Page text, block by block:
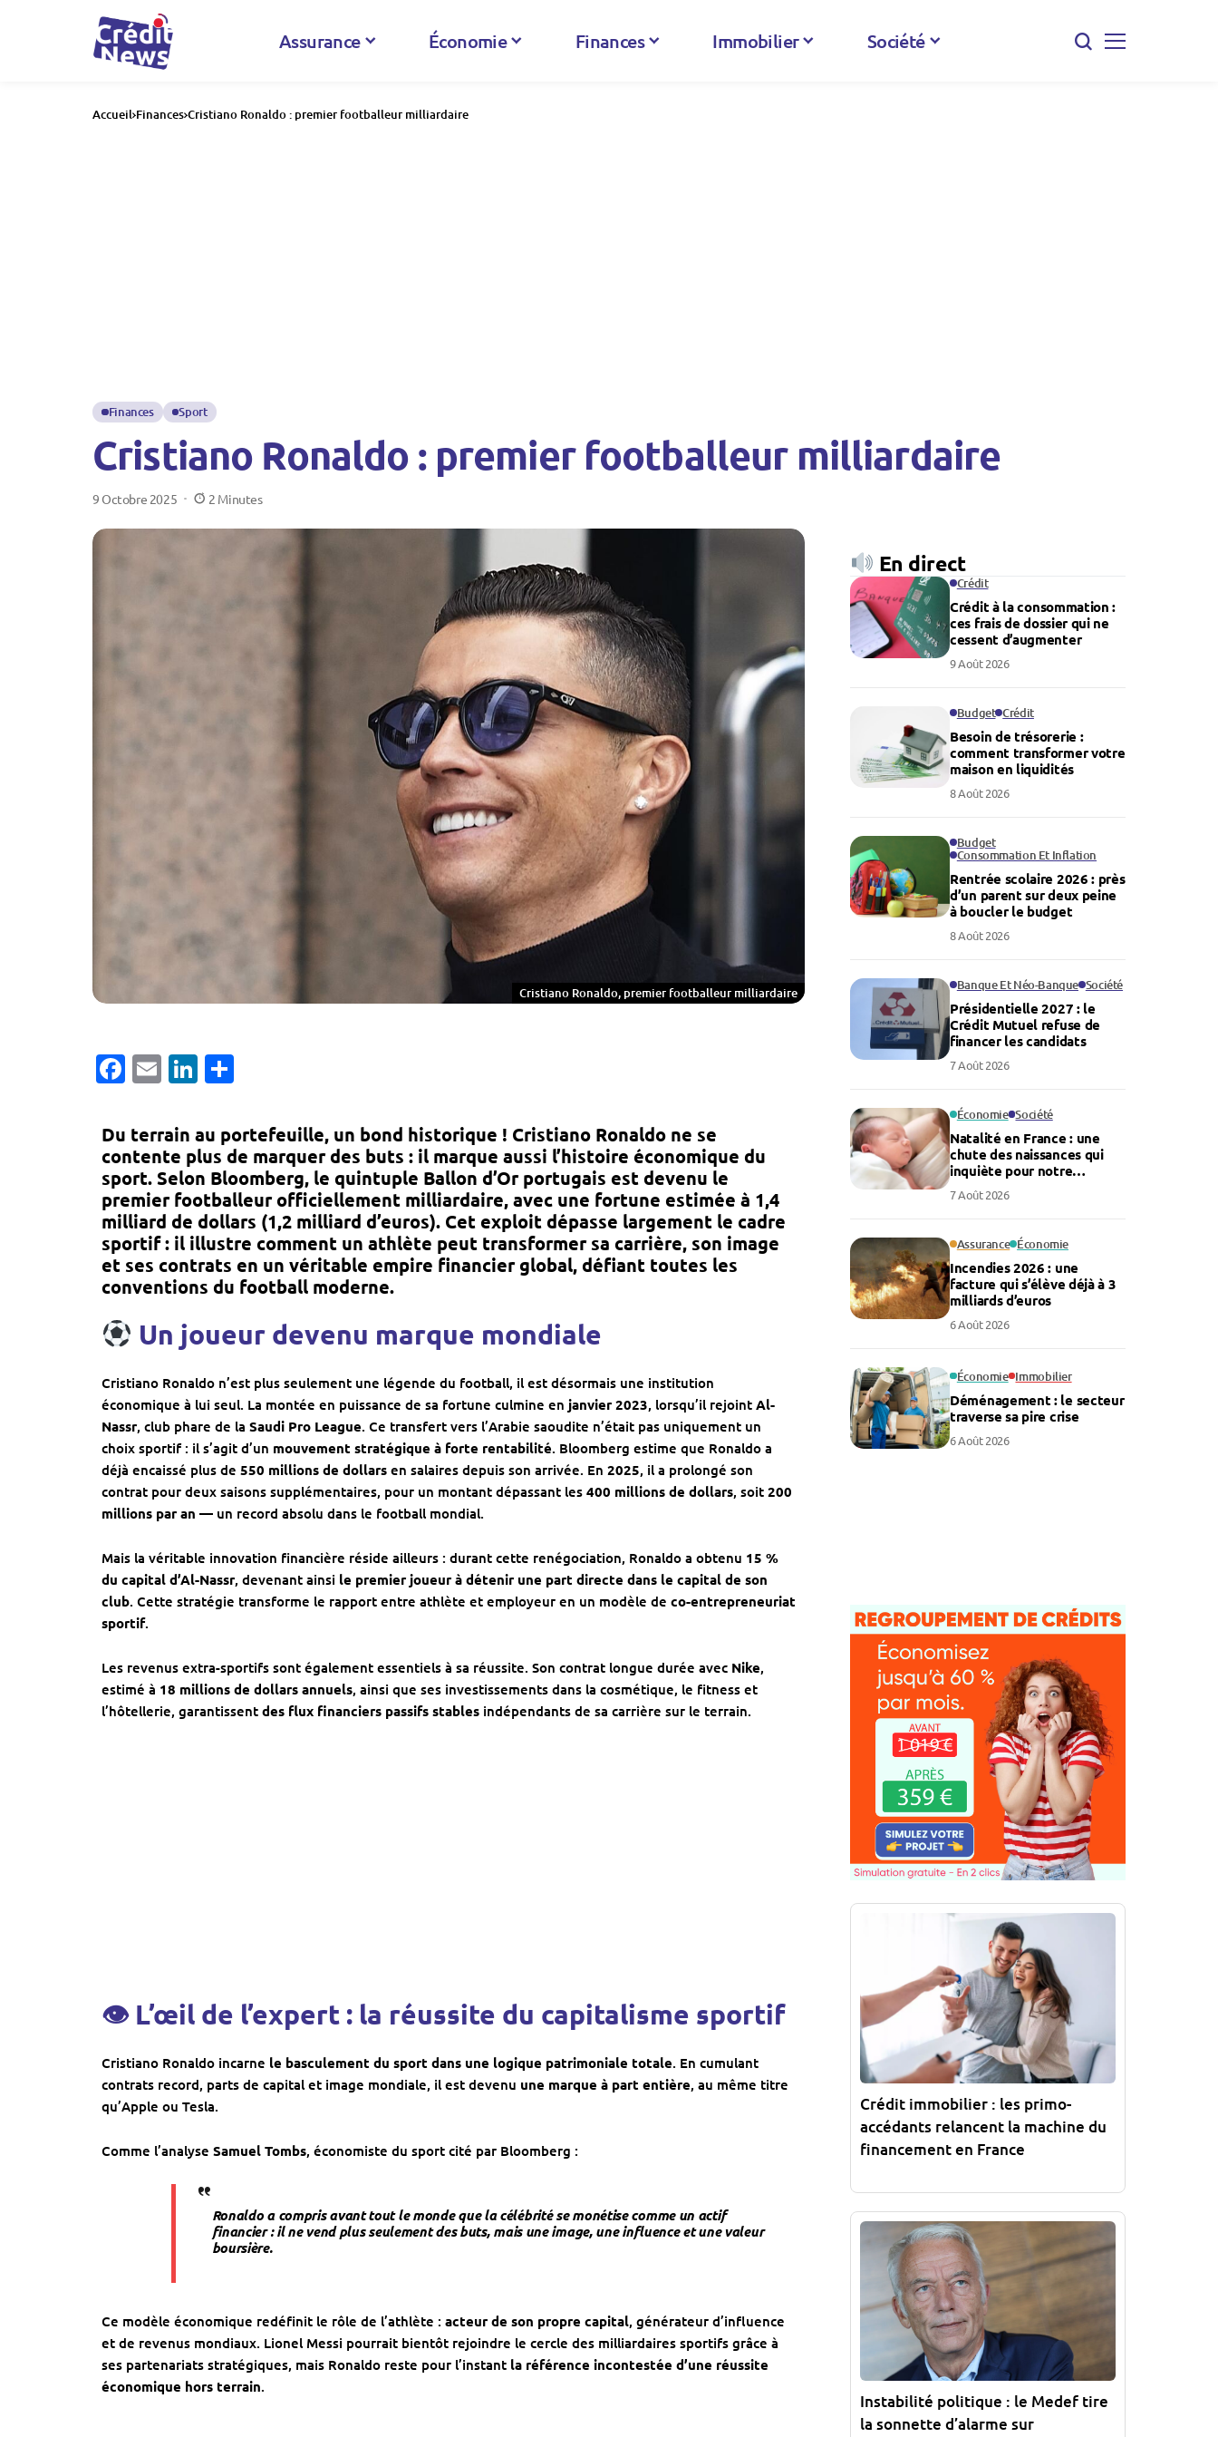
Assurance Économie Finances Immobilier Société
Accueil Finances Cristiano Ronaldo : premier footballeur milliardaire
Finances Sport
Cristiano Ronaldo : premier footballeur milliardaire
9 Octobre 2025 2 Minutes
Cristiano Ronaldo, premier footballeur milliardaire
Facebook
EmailLinkedIn
Du terrain au portefeuille, un bond historique ! Cristiano Ronaldo ne se
contente plus de marquer des buts : il marque aussi l’histoire économique du
sport. Selon Bloomberg, le quintuple Ballon d’Or portugais est devenu le
premier footballeur officiellement milliardaire, avec une fortune estimée à 1,4
milliard de dollars (1,2 milliard d’euros). Cet exploit dépasse largement le cadre
sportif : il illustre comment un athlète peut transformer sa carrière, son image
et ses contrats en un véritable empire financier global, défiant toutes les
conventions du football moderne.
Un joueur devenu marque mondiale
Cristiano Ronaldo n’est plus seulement une légende du football, il est désormais une institution
économique à lui seul. La montée en puissance de sa fortune culmine en janvier 2023, lorsqu’il rejoint Al-
Nassr, club phare de la Saudi Pro League. Ce transfert vers l’Arabie saoudite n’était pas uniquement un
choix sportif : il s’agit d’un mouvement stratégique à forte rentabilité. Bloomberg estime que Ronaldo a
déjà encaissé plus de 550 millions de dollars en salaires depuis son arrivée. En 2025, il a prolongé son
contrat pour deux saisons supplémentaires, pour un montant dépassant les 400 millions de dollars, soit 200
millions par an — un record absolu dans le football mondial.
Mais la véritable innovation financière réside ailleurs : durant cette renégociation, Ronaldo a obtenu 15 %
du capital d’Al-Nassr, devenant ainsi le premier joueur à détenir une part directe dans le capital de son
club. Cette stratégie transforme le rapport entre athlète et employeur en un modèle de co-entrepreneuriat
sportif.
Les revenus extra-sportifs sont également essentiels à sa réussite. Son contrat longue durée avec Nike,
estimé à 18 millions de dollars annuels, ainsi que ses investissements dans la cosmétique, le fitness et
l’hôtellerie, garantissent des flux financiers passifs stables indépendants de sa carrière sur le terrain.
👁 L’œil de l’expert : la réussite du capitalisme sportif
Cristiano Ronaldo incarne le basculement du sport dans une logique patrimoniale totale. En cumulant
contrats record, parts de capital et image mondiale, il est devenu une marque à part entière, au même titre
qu’Apple ou Tesla.
Comme l’analyse Samuel Tombs, économiste du sport cité par Bloomberg :
Ronaldo a compris avant tout le monde que la célébrité se monétise comme un actif
financier : il ne vend plus seulement des buts, mais une image, une influence et une valeur
boursière.
Ce modèle économique redéfinit le rôle de l’athlète : acteur de son propre capital, générateur d’influence
et de revenus mondiaux. Lionel Messi pourrait bientôt rejoindre le cercle des milliardaires sportifs grâce à
ses partenariats stratégiques, mais Ronaldo reste pour l’instant la référence incontestée d’une réussite
économique hors terrain.
En direct
Crédit
Crédit à la consommation :
ces frais de dossier qui ne
cessent d’augmenter
9 Août 2026
Budget Crédit
Besoin de trésorerie :
comment transformer votre
maison en liquidités
8 Août 2026
Budget
Consommation Et Inflation
Rentrée scolaire 2026 : près
d’un parent sur deux peine
à boucler le budget
8 Août 2026
Banque Et Néo-Banque Société
Présidentielle 2027 : le
Crédit Mutuel refuse de
financer les candidats
7 Août 2026
Économie Société
Natalité en France : une
chute des naissances qui
inquiète pour notre
économie
7 Août 2026
Assurance Économie
Incendies 2026 : une
facture qui s’élève déjà à 3
milliards d’euros
6 Août 2026
Économie Immobilier
Déménagement : le secteur
traverse sa pire crise
6 Août 2026
Crédit immobilier : les primo-
accédants relancent la machine du
financement en France
Instabilité politique : le Medef tire
la sonnette d’alarme sur